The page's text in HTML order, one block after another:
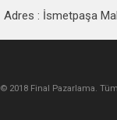
Adres : İsmetpaşa
© 2018 Final Pazarlama. Tüm